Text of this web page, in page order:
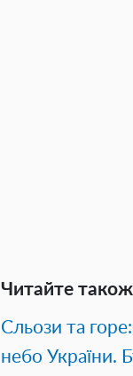
Читайте
Сльози та
небо України.